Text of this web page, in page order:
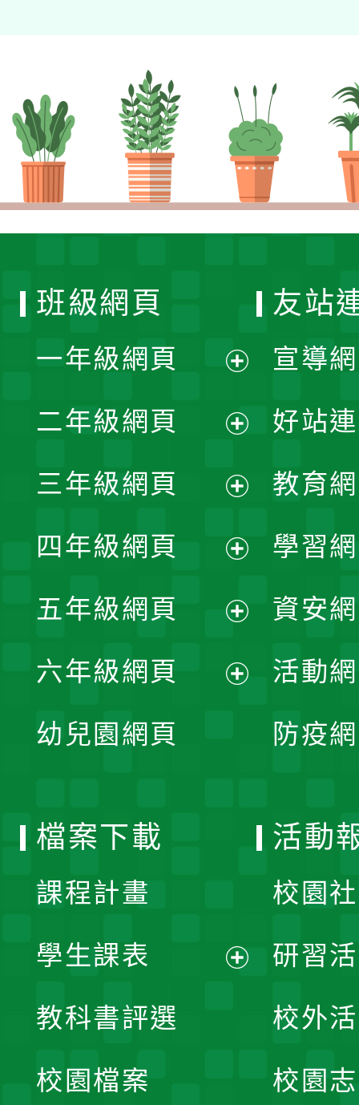
班級網頁
一年級網頁
開
選
單
二年級網頁
開
選
單
三年級網頁
開
選
單
四年級網頁
開
選
五年級網頁
開
六年級網頁
幼兒園網頁
友站
宣導
好站
教育
學習
資安
活動
防疫
檔案下載
課程計畫
學生課表
教科書評選
校園檔案
活動
校園
研習
校外
校園